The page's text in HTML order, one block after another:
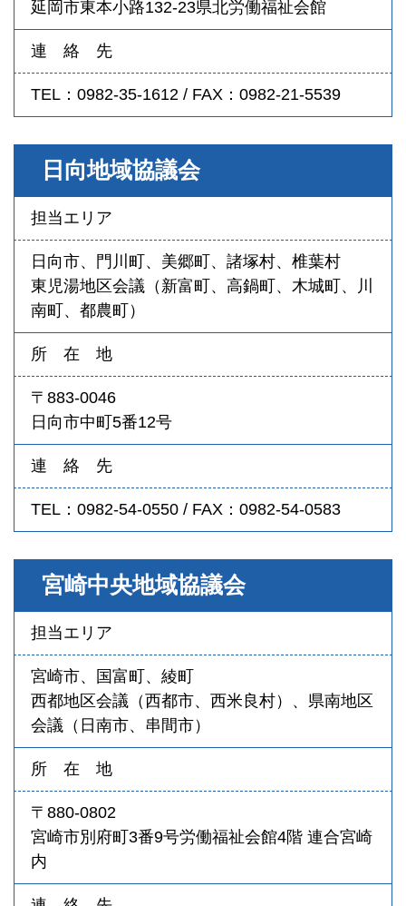
延岡市東本小路132-23県北労働福祉会館
連 絡 先
TEL：0982-35-1612 / FAX：0982-21-5539
日向地域協議会
担当エリア
日向市、門川町、美郷町、諸塚村、椎葉村
東児湯地区会議（新富町、高鍋町、木城町、川
南町、都農町）
所 在 地
〒883-0046
日向市中町5番12号
連 絡 先
TEL：0982-54-0550 / FAX：0982-54-0583
宮崎中央地域協議会
担当エリア
宮崎市、国富町、綾町
西都地区会議（西都市、西米良村）、県南地区
会議（日南市、串間市）
所 在 地
〒880-0802
宮崎市別府町3番9号労働福祉会館4階 連合宮崎
内